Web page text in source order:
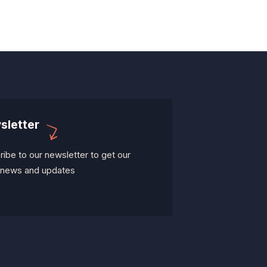
to our newsletter to get our
and updates